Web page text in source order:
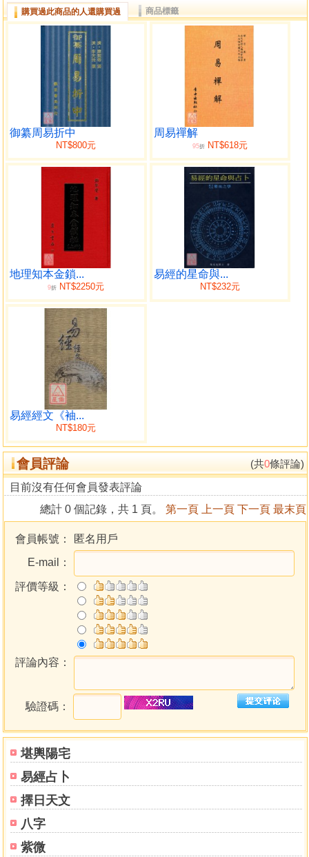
堪輿陽宅
易經占卜
擇日天文
八字
紫微
購買過此商品的人還購買過 商品標籤
御纂周易折中
NT$800元
周易禪解
95折NT$618元
地理知本金鎖...
9折 NT$2250元
易經的星命與...
NT$232元
易經經文《袖...
NT$180元
會員評論 (共0條評論)
目前沒有任何會員發表評論
總計 0 個記錄，共 1 頁。 第一頁 上一頁 下一頁 最末頁
會員帳號：
匿名用戶
E-mail：
評價等級：
評論內容：
驗證碼：